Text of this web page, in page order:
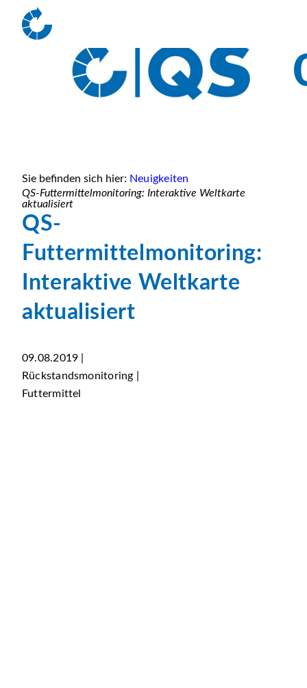
Sie befinden sich hier: Neuigkeiten
QS-Futtermittelmonitoring: Interaktive Weltkarte
aktualisiert
QS-
Futtermittelmonitoring:
Interaktive Weltkarte
aktualisiert
09.08.2019 |
Rückstandsmonitoring |
Futtermittel